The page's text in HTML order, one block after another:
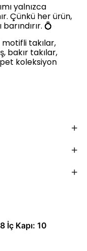
yalnızca
Çünkü her ürün,
💍
motifli takılar,
bakır takılar,
koleksiyon
İç Kapı: 10